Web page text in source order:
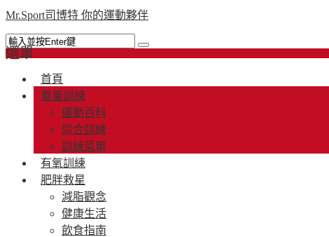
Mr.Sport司博特 你的運動夥伴
選單
首頁
重量訓練
運動百科
綜合訓練
訓練菜單
有氧訓練
肥胖救星
減脂觀念
健康生活
飲食指南